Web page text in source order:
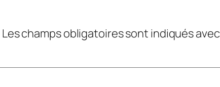
Les champs obligatoires sont indiqués